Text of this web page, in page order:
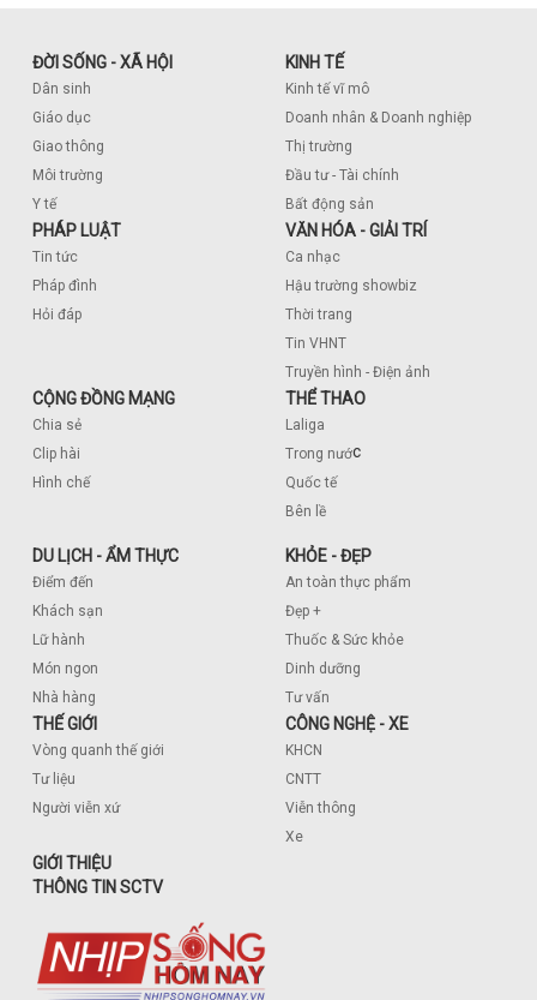
ĐỜI SỐNG - XÃ HỘI
Dân sinh
Giáo dục
Giao thông
Môi trường
Y tế
KINH TẾ
Kinh tế vĩ mô
Doanh nhân & Doanh nghiệp
Thị trường
Đầu tư - Tài chính
Bất động sản
PHÁP LUẬT
Tin tức
Pháp đình
Hỏi đáp
VĂN HÓA - GIẢI TRÍ
Ca nhạc
Hậu trường showbiz
Thời trang
Tin VHNT
Truyền hình - Điện ảnh
CỘNG ĐỒNG MẠNG
Chia sẻ
Clip hài
Hình chế
THỂ THAO
Laliga
Trong nước
Quốc tế
Bên lề
DU LỊCH - ẨM THỰC
Điểm đến
Khách sạn
Lữ hành
Món ngon
Nhà hàng
KHỎE - ĐẸP
An toàn thực phẩm
Đẹp +
Thuốc & Sức khỏe
Dinh dưỡng
Tư vấn
THẾ GIỚI
Vòng quanh thế giới
Tư liệu
Người viễn xứ
CÔNG NGHỆ - XE
KHCN
CNTT
Viễn thông
Xe
GIỚI THIỆU
THÔNG TIN SCTV